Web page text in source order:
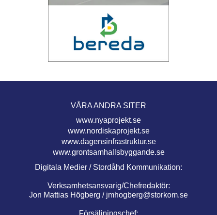
VÅRA ANDRA SITER
www.nyaprojekt.se
www.nordiskaprojekt.se
www.dagensinfrastruktur.se
www.grontsamhallsbyggande.se
Digitala Medier / Stordåhd Kommunikation:
Verksamhetsansvarig/Chefredaktör:
Jon Mattias Högberg / jmhogberg@storkom.se